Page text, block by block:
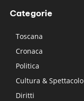
Categorie
Toscana
Cronaca
Politica
Cultura & Spettacolo
Diritti